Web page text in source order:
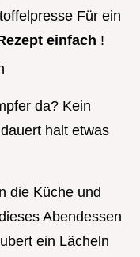
Für ein
einfach !
da? Kein
halt etwas
die Küche und
Abendessen
ein Lächeln